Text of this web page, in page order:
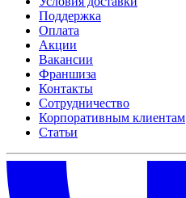
Поддержка
Оплата
Акции
Вакансии
Франшиза
Контакты
Сотрудничество
Корпоративным клиентам
Статьи